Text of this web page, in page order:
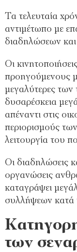
Τα τελευταία
αντιμέτωπο με
διαδηλώσεων
Οι
προηγούμενους
μεγαλύτερες των
δυσαρέσκεια
απέναντι στις
περιορισμούς
λειτουργία του
Οι διαδηλώσεις
οργανώσεις
καταγράψει
συλλήψεων κατά
των